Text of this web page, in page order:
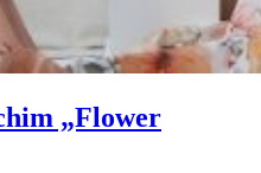
„Flower